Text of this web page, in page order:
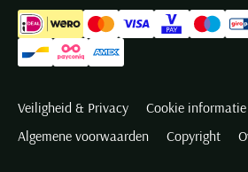
Veiligheid & Privacy Cookie informatie
Algemene voorwaarden
Copyright